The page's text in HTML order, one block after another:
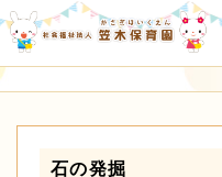
園の生
石の発掘